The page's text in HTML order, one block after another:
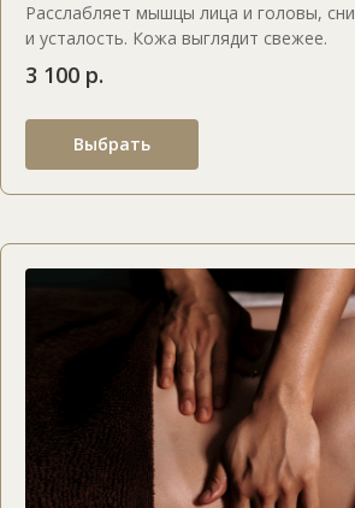
Расслабляет мышцы лица и головы,
и усталость. Кожа выглядит свежее.
3 100 р.
Выбрать